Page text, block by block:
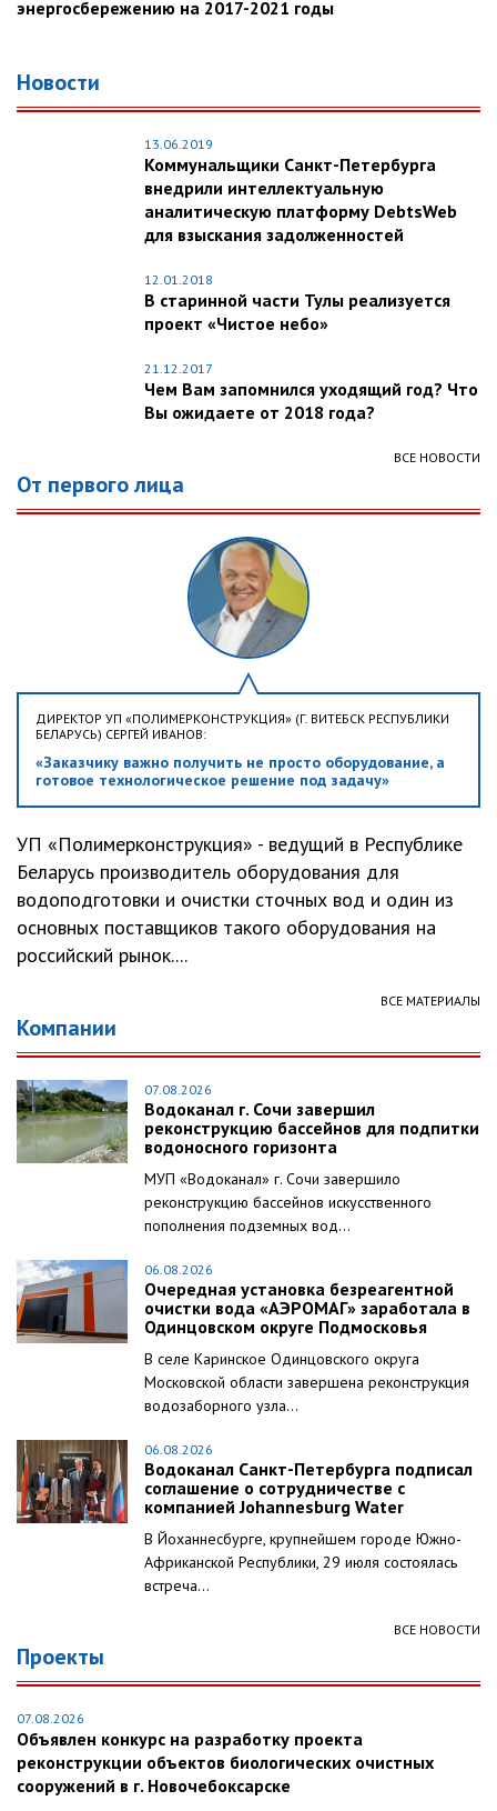
энергосбережению на 2017-2021 годы
Новости
13.06.2019
Коммунальщики Санкт-Петербурга
внедрили интеллектуальную
аналитическую платформу DebtsWeb
для взыскания задолженностей
12.01.2018
В старинной части Тулы реализуется
проект «Чистое небо»
21.12.2017
Чем Вам запомнился уходящий год? Что
Вы ожидаете от 2018 года?
ВСЕ НОВОСТИ
От первого лица
ДИРЕКТОР УП «ПОЛИМЕРКОНСТРУКЦИЯ» (Г. ВИТЕБСК РЕСПУБЛИКИ
БЕЛАРУСЬ) СЕРГЕЙ ИВАНОВ:
«Заказчику важно получить не просто оборудование, а
готовое технологическое решение под задачу»
УП «Полимерконструкция» - ведущий в Республике
Беларусь производитель оборудования для
водоподготовки и очистки сточных вод и один из
основных поставщиков такого оборудования на
российский рынок....
ВСЕ МАТЕРИАЛЫ
Компании
07.08.2026
Водоканал г. Сочи завершил
реконструкцию бассейнов для подпитки
водоносного горизонта
МУП «Водоканал» г. Сочи завершило
реконструкцию бассейнов искусственного
пополнения подземных вод...
06.08.2026
Очередная установка безреагентной
очистки вода «АЭРОМАГ» заработала в
Одинцовском округе Подмосковья
В селе Каринское Одинцовского округа
Московской области завершена реконструкция
водозаборного узла...
06.08.2026
Водоканал Санкт-Петербурга подписал
соглашение о сотрудничестве с
компанией Johannesburg Water
В Йоханнесбурге, крупнейшем городе Южно-
Африканской Республики, 29 июля состоялась
встреча...
ВСЕ НОВОСТИ
Проекты
07.08.2026
Объявлен конкурс на разработку проекта
реконструкции объектов биологических очистных
сооружений в г. Новочебоксарске